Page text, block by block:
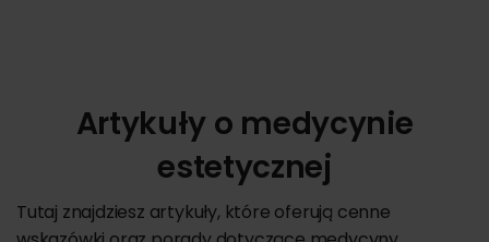
Artykuły o medycynie
estetycznej
Tutaj znajdziesz artykuły, które oferują cenne